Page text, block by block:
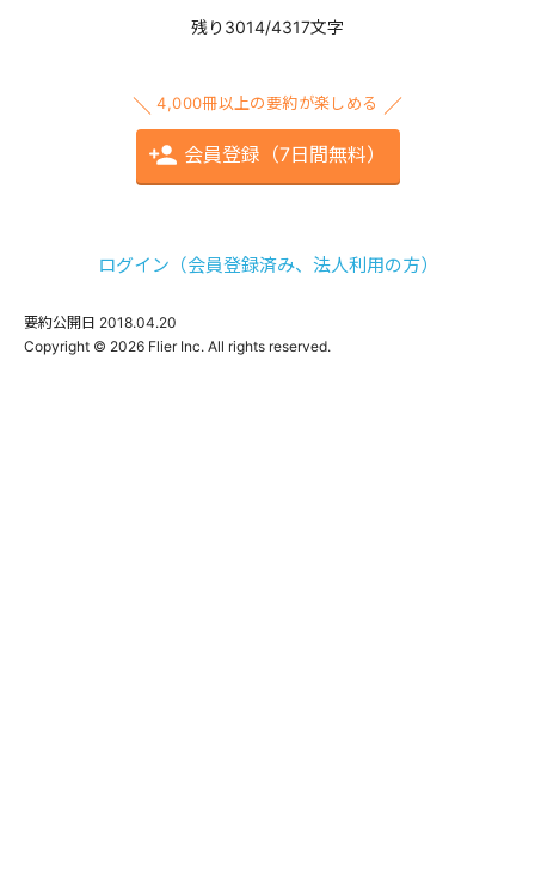
残り3014/4317文字
4,000冊以上の要約が楽しめる
会員登録（7日間無料）
ログイン（会員登録済み、法人利用の方）
要約公開日 2018.04.20